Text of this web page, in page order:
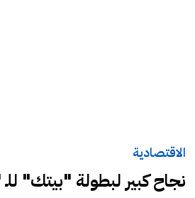
الاقتصادية